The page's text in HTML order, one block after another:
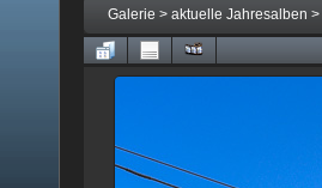
Galerie > aktuelle Jahresalben >